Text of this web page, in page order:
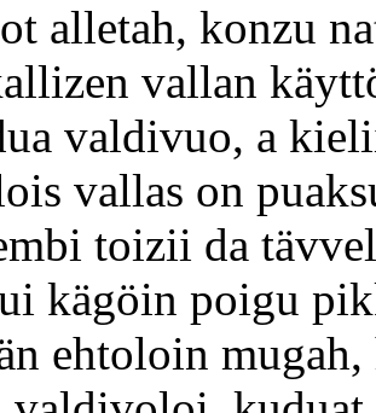
alletah, konzu
vallan
valdivuo, a
vallas on
toizii da
kägöin poigu
ehtoloin